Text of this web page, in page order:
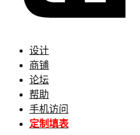
设计
商铺
论坛
帮助
手机访问
定制填表